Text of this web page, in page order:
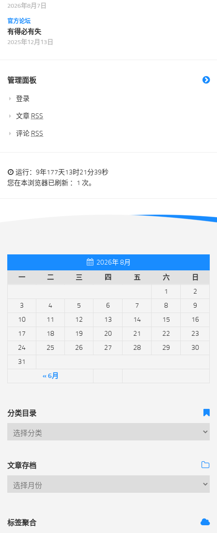
2026年8月7日
官方论坛
有得必有失
2025年12月13日
管理面板
登录
文章 RSS
评论 RSS
运行：9年177天13时21分39秒
您在本浏览器已刷新 ：1 次。
2026年 8月
一
二 三 四 五 六 日
« 6月
1
2
3
4 5 6 7 8
9
10
11 12 13 14 15
16
17
18 19 20 21 22
23
24
25 26 27 28 29
30
31
分类目录
文章存档
标签聚合